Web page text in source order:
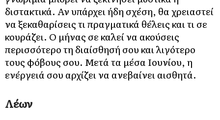
διστακτικά. Αν υπάρχει ήδη σχέση, θα χρειαστεί
να ξεκαθαρίσεις τι πραγματικά θέλεις και τι σε
κουράζει. Ο μήνας σε καλεί να ακούσεις
περισσότερο τη διαίσθησή σου και λιγότερο
τους φόβους σου. Μετά τα μέσα Ιουνίου, η
ενέργειά σου αρχίζει να ανεβαίνει αισθητά.
Λέων